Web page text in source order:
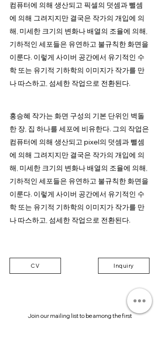
컴퓨터에 의해 생산되고 픽셀의 덧셈과 뺄셈
에 의해 그려지지만 결국은 작가의 개입에 의
해, 미세한 크기의 변화나 배열의 조율에 의해,
기하적인 세포들은 유연하고 불규칙한 화면을
이룬다. 이렇게 사이버 공간에서 유기적인 수
학 또는 유기적 기하학의 이미지가 작가를 만
나 따스하고, 섬세한 작업으로 전환된다.
홍승혜 작가는 화면 구성의 기본 단위인 벽돌
한 장, 집 하나를 세포에 비유한다. 그의 작업은
컴퓨터에 의해 생산되고 pixel의 덧셈과 뺄셈
에 의해 그려지지만 결국은 작가의 개입에 의
해, 미세한 크기의 변화나 배열의 조율에 의해,
기하적인 세포들은 유연하고 불규칙한 화면을
이룬다. 이렇게 사이버 공간에서 유기적인 수
학 또는 유기적 기하학의 이미지가 작가를 만
나 따스하고, 섬세한 작업으로 전환된다.
CV Inquiry
Join our mailing list to be among the first